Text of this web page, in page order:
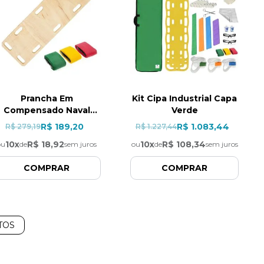
Prancha Em
Compensado Naval
Infantil Com Cinto
R$ 279,19R$ 189,20
10xdeR$ 18,92sem juros
COMPRAR
Kit Cipa Industrial Capa
Verde
R$ 1.227,44R$ 1.083,44
ou10xdeR$ 108,34sem juros
COMPRAR